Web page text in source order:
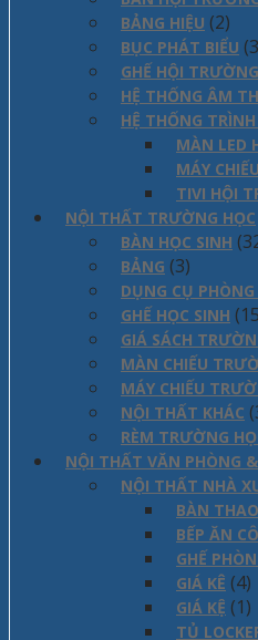
BẢNG HIỆU (2)
BỤC PHÁT BIỂU
GHẾ HỘI TRƯỜNG
HỆ THỐNG ÂM
HỆ THỐNG
MÀN LED
MÁY
TIVI HỘI
NỘI THẤT TRƯỜNG HỌC
BÀN HỌC SINH
BẢNG (3)
DỤNG CỤ
GHẾ HỌC SINH
GIÁ SÁCH
MÀN CHIẾU
MÁY CHIẾU
NỘI THẤT KHÁC
RÈM TRƯỜNG
NỘI THẤT VĂN PHÒNG
NỘI THẤT NHÀ
BÀN
BẾP ĂN
GHẾ
GIÁ KÊ (4)
GIÁ KỆ (1)
TỦ